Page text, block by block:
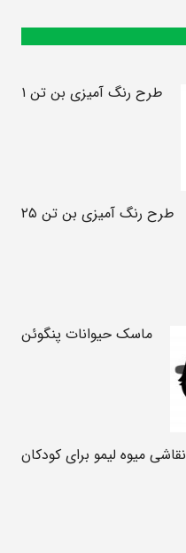
طرح رنگ آمیزی بن تن ۱
طرح رنگ آمیزی بن تن ۲۵
ماسک حیوانات پنگوئن
نقاشی میوه لیمو برای کودکان